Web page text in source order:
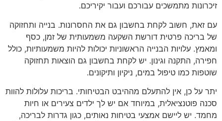
זיכרונות מתמשכים עבורכם ועבור יקיריכם.
עם זאת, חשוב לקחת בחשבון גם את החסרונות. בנייה ותחזוקה
של בריכה פרטית דורשת השקעה משמעותית של זמן, כסף
ומאמץ. עלויות הבנייה הראשוניות יכולות להיות משמעותיות, כולל
חפירה, התקנה וגינון. יש לקחת בחשבון גם הוצאות תחזוקה
שוטפות כמו טיפול במים, ניקיון ותיקונים.
יתר על כן, אין להתעלם מההיבט הבטיחותי. בריכות עלולות להוות
סכנה פוטנציאלית, במיוחד אם יש לך ילדים צעירים או חיות
מחמד. יש ליישם אמצעי בטיחות נאותים, כגון גדרות לבריכה,